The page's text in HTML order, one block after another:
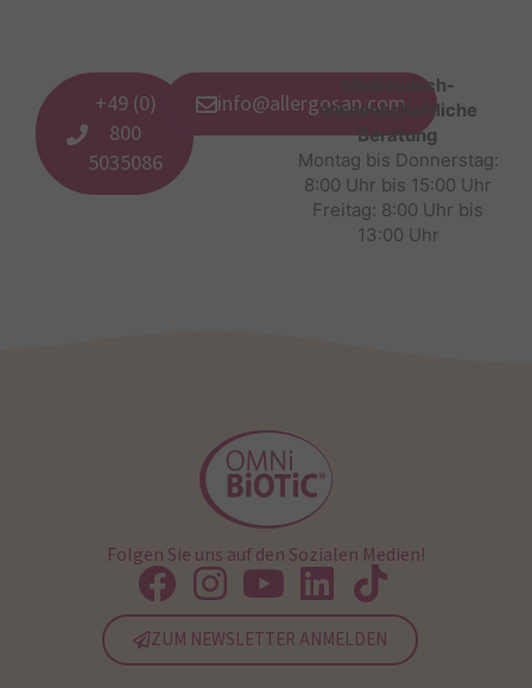
+49 (0)
800
5035086
info@allergosan.com
Medizinisch-
wissenschaftliche
Beratung
Montag bis Donnerstag:
8:00 Uhr bis 15:00 Uhr
Freitag: 8:00 Uhr bis
13:00 Uhr
Folgen Sie uns auf den Sozialen Medien!
ZUM NEWSLETTER ANMELDEN